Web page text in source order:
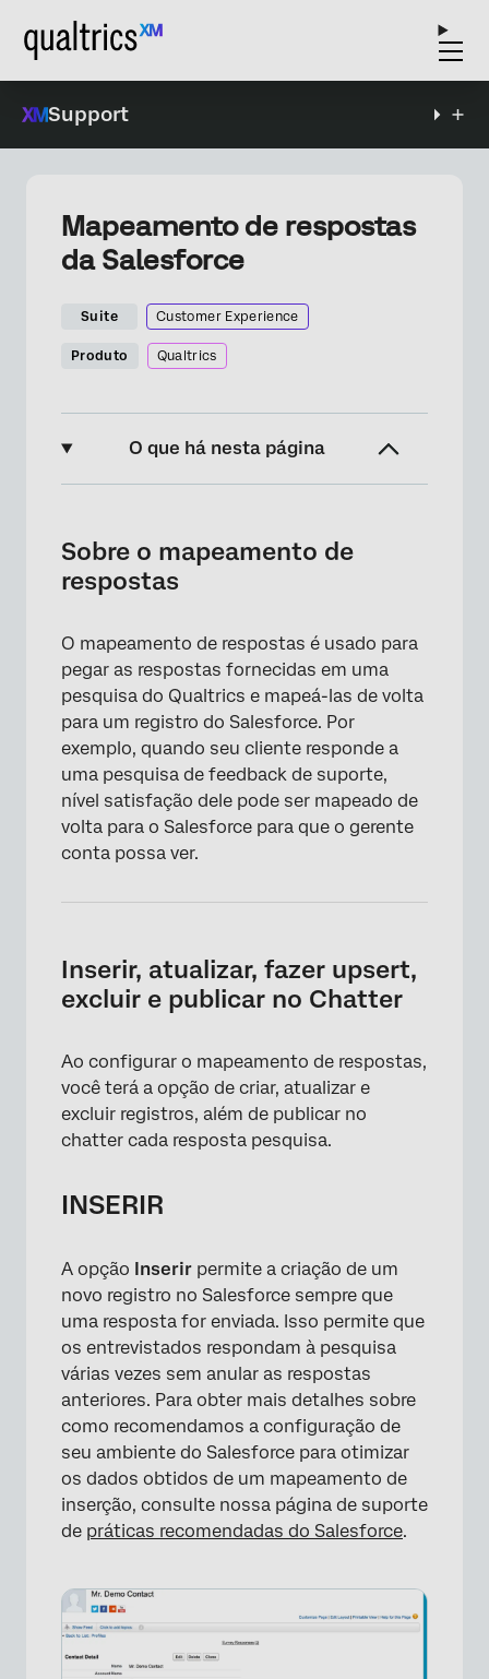
Support
Mapeamento de respostas
da Salesforce
Suite Customer Experience
Produto Qualtrics
O que há nesta página
Inserir, atualizar, fazer upsert, excluir e
publicar no Chatter
Definição de uma chave
Mapeamento de um campo de pesquisa
Mapeamento para campos comuns do
Salesforce
Mapeamento de um link de relatório de
resposta
Encadeamento de tarefas de mapeamento
Testes e solução de problemas
Sobre o mapeamento de
respostas
O mapeamento de respostas é usado para
pegar as respostas fornecidas em uma
pesquisa do Qualtrics e mapeá-las de volta
para um registro do Salesforce. Por
exemplo, quando seu cliente responde a
uma pesquisa de feedback de suporte,
nível satisfação dele pode ser mapeado de
volta para o Salesforce para que o gerente
conta possa ver.
Inserir, atualizar, fazer upsert,
excluir e publicar no Chatter
Ao configurar o mapeamento de respostas,
você terá a opção de criar, atualizar e
excluir registros, além de publicar no
chatter cada resposta pesquisa.
INSERIR
A opção Inserir permite a criação de um
novo registro no Salesforce sempre que
uma resposta for enviada. Isso permite que
os entrevistados respondam à pesquisa
várias vezes sem anular as respostas
anteriores. Para obter mais detalhes sobre
como recomendamos a configuração de
seu ambiente do Salesforce para otimizar
os dados obtidos de um mapeamento de
inserção, consulte nossa página de suporte
de práticas recomendadas do Salesforce.